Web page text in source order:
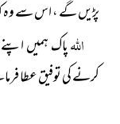
پڑیں گے ، اس سے وہ
اللہپاک ہمیں
کرنے کی توفیق عطا